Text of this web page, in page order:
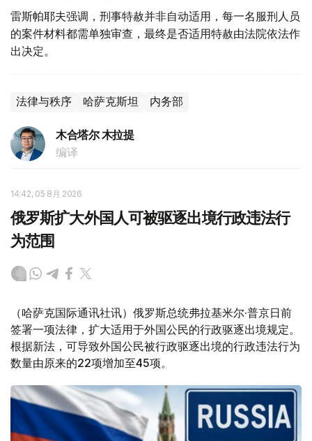
雷斯帕耶夫强调，刑事特赦并非自动适用，每一名服刑人员
的案件材料都需单独审查，最终是否适用特赦由法院依法作
出决定。
法律与秩序 哈萨克斯坦 内务部
木合塔尔 木拉提
编译
14:42, 05 8月 2026
俄罗斯扩大外国人可被驱逐出境行政违法行
为范围
（哈萨克国际通讯社讯）俄罗斯总统弗拉基米尔·普京日前
签署一项法律，扩大适用于外国公民的行政驱逐出境规定。
根据新法，可导致外国公民被行政驱逐出境的行政违法行为
数量由原来的22项增加至45项。